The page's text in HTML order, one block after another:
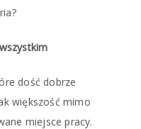
dość dobrze
większość mimo
miejsce pracy.